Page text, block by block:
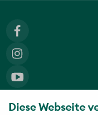
Diese Webseite